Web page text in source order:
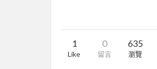
1
Like
0
留言
635
瀏覽